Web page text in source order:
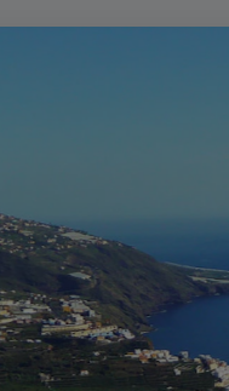
Post Merger
Business